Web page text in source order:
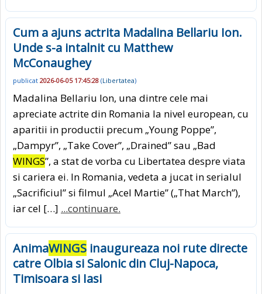
Cum a ajuns actrita Madalina Bellariu Ion.
Unde s-a intalnit cu Matthew
McConaughey
publicat 2026-06-05 17:45:28 (Libertatea)
Madalina Bellariu Ion, una dintre cele mai
apreciate actrite din Romania la nivel european, cu
aparitii in productii precum „Young Poppe”,
„Dampyr”, „Take Cover”, „Drained” sau „Bad
WINGS”, a stat de vorba cu Libertatea despre viata
si cariera ei. In Romania, vedeta a jucat in serialul
„Sacrificiul” si filmul „Acel Martie” („That March”),
iar cel […] ...continuare.
AnimaWINGS inaugureaza noi rute directe
catre Olbia si Salonic din Cluj-Napoca,
Timisoara si Iasi